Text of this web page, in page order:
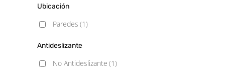
Ubicación
Paredes (1)
Antideslizante
No Antideslizante (1)